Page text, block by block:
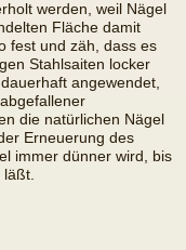
werden, weil Nägel
Fläche damit
fest und zäh, dass es
Stahlsaiten locker
angewendet,
die natürlichen Nägel
Erneuerung des
immer dünner wird, bis
läßt.